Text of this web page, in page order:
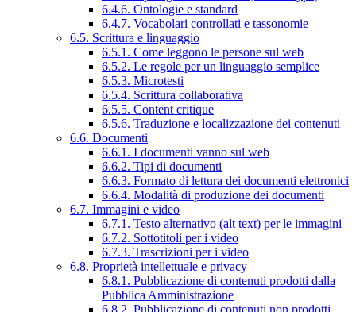
6.4.6. Ontologie e standard
6.4.7. Vocabolari controllati e tassonomie
6.5. Scrittura e linguaggio
6.5.1. Come leggono le persone sul web
6.5.2. Le regole per un linguaggio semplice
6.5.3. Microtesti
6.5.4. Scrittura collaborativa
6.5.5. Content critique
6.5.6. Traduzione e localizzazione dei contenuti
6.6. Documenti
6.6.1. I documenti vanno sul web
6.6.2. Tipi di documenti
6.6.3. Formato di lettura dei documenti elettronici
6.6.4. Modalità di produzione dei documenti
6.7. Immagini e video
6.7.1. Testo alternativo (alt text) per le immagini
6.7.2. Sottotitoli per i video
6.7.3. Trascrizioni per i video
6.8. Proprietà intellettuale e privacy
6.8.1. Pubblicazione di contenuti prodotti dalla
Pubblica Amministrazione
6.8.2. Pubblicazione di contenuti non prodotti